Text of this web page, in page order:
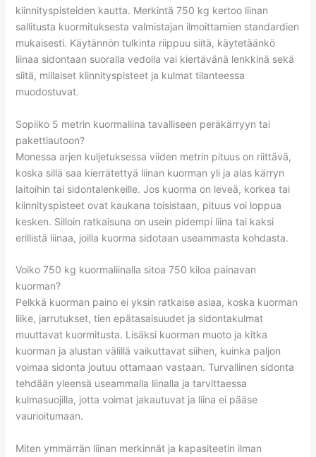
kiinnityspisteiden kautta. Merkintä 750 kg kertoo liinan
sallitusta kuormituksesta valmistajan ilmoittamien standardien
mukaisesti. Käytännön tulkinta riippuu siitä, käytetäänkö
liinaa sidontaan suoralla vedolla vai kiertävänä lenkkinä sekä
siitä, millaiset kiinnityspisteet ja kulmat tilanteessa
muodostuvat.
Sopiiko 5 metrin kuormaliina tavalliseen peräkärryyn tai
pakettiautoon?
Monessa arjen kuljetuksessa viiden metrin pituus on riittävä,
koska sillä saa kierrätettyä liinan kuorman yli ja alas kärryn
laitoihin tai sidontalenkeille. Jos kuorma on leveä, korkea tai
kiinnityspisteet ovat kaukana toisistaan, pituus voi loppua
kesken. Silloin ratkaisuna on usein pidempi liina tai kaksi
erillistä liinaa, joilla kuorma sidotaan useammasta kohdasta.
Voiko 750 kg kuormaliinalla sitoa 750 kiloa painavan
kuorman?
Pelkkä kuorman paino ei yksin ratkaise asiaa, koska kuorman
liike, jarrutukset, tien epätasaisuudet ja sidontakulmat
muuttavat kuormitusta. Lisäksi kuorman muoto ja kitka
kuorman ja alustan välillä vaikuttavat siihen, kuinka paljon
voimaa sidonta joutuu ottamaan vastaan. Turvallinen sidonta
tehdään yleensä useammalla liinalla ja tarvittaessa
kulmasuojilla, jotta voimat jakautuvat ja liina ei pääse
vaurioitumaan.
Miten ymmärrän liinan merkinnät ja kapasiteetin ilman